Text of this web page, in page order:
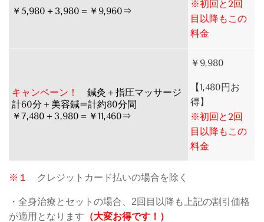
￥5,980＋3,980＝￥9,960⇒
※初回と2回
目以降もこの
料金
キャンペーン！鍼灸＋指圧マッサージ
計60分＋美容鍼=計約80分間
￥7,480＋3,980＝￥11,460⇒
￥9,980
【1,480円お
得】
※初回と2回
目以降もこの
料金
※１ クレジットカード払いの場合を除く
・全身治療とセットの場合、2回目以降も上記の割引価格
が適用となります （大変お得です！）